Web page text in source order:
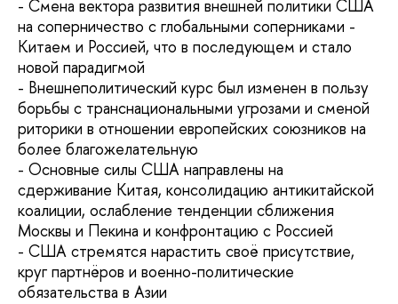
- Смена вектора развития внешней политики США
на соперничество с глобальными соперниками -
Китаем и Россией, что в последующем и стало
новой парадигмой
- Внешнеполитический курс был изменен в пользу
борьбы с транснациональными угрозами и сменой
риторики в отношении европейских союзников на
более благожелательную
- Основные силы США направлены на
сдерживание Китая, консолидацию антикитайской
коалиции, ослабление тенденции сближения
Москвы и Пекина и конфронтацию с Россией
- США стремятся нарастить своё присутствие,
круг партнёров и военно-политические
обязательства в Азии